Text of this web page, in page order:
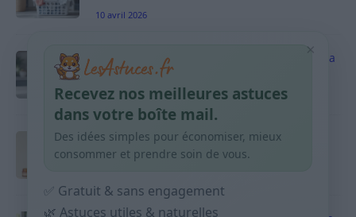
10 avril 2026
Vinaigre blanc et four est-ce efficace contre la
graisse
10 avril 2026
Taches pigmentaires : routine simple +
habitudes qui aident
×
Recevez nos meilleures astuces
dans votre boîte mail.
Des idées simples pour économiser, mieux
consommer et prendre soin de vous.
✅ Gratuit & sans engagement
🌿 Astuces utiles & naturelles